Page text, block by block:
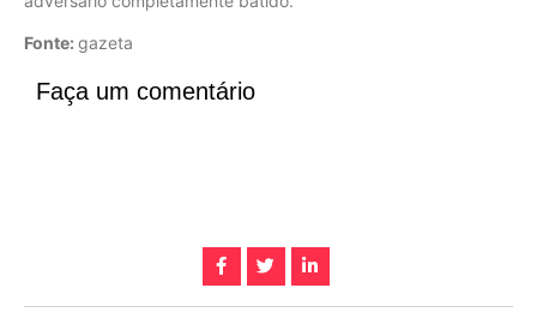
Fonte: gazeta
Faça um comentário